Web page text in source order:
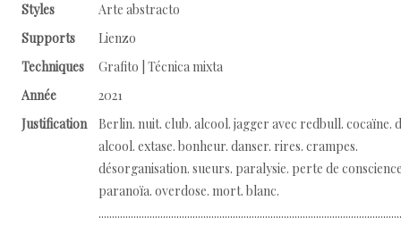
Styles
Arte abstracto
Supports
Lienzo
Techniques
Grafito | Técnica mixta
Année
2021
Justification
Berlin. nuit. club. alcool. jagger avec redbull. cocaïne.
alcool. extase. bonheur. danser. rires. crampes.
désorganisation. sueurs. paralysie. perte de
paranoïa. overdose. mort. blanc.